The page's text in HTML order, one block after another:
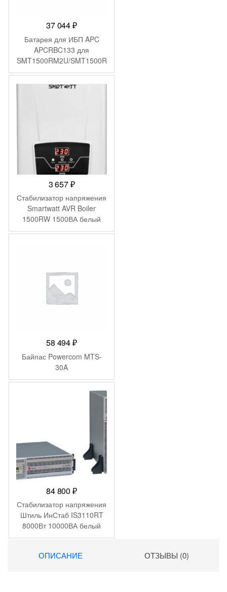
37 044₽
Батарея для ИБП APC
APCRBC133 для
SMT1500RM2U/SMT1500R
M2UTW/SMT1500RMI2U/S
MT1500RMUS
3 657₽
Стабилизатор напряжения
Smartwatt AVR Boiler
1500RW 1500ВА белый
58 494₽
Байпас Powercom MTS-
30A
84 800₽
Стабилизатор напряжения
Штиль ИнСтаб IS3110RT
8000Вт 10000ВА белый
ОПИСАНИЕ ОТЗЫВЫ (0)